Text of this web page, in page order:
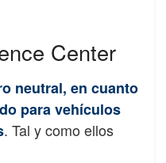
Center
neutral, en cuanto
para vehículos
. Tal y como ellos